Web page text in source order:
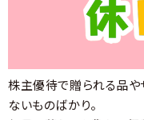
株主優待で贈られる品や
ないものばかり。